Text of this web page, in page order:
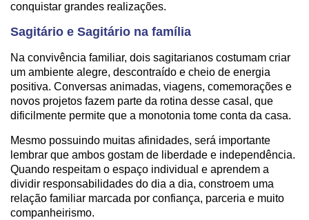
conquistar grandes realizações.
Sagitário e Sagitário na família
Na convivência familiar, dois sagitarianos costumam criar
um ambiente alegre, descontraído e cheio de energia
positiva. Conversas animadas, viagens, comemorações e
novos projetos fazem parte da rotina desse casal, que
dificilmente permite que a monotonia tome conta da casa.
Mesmo possuindo muitas afinidades, será importante
lembrar que ambos gostam de liberdade e independência.
Quando respeitam o espaço individual e aprendem a
dividir responsabilidades do dia a dia, constroem uma
relação familiar marcada por confiança, parceria e muito
companheirismo.